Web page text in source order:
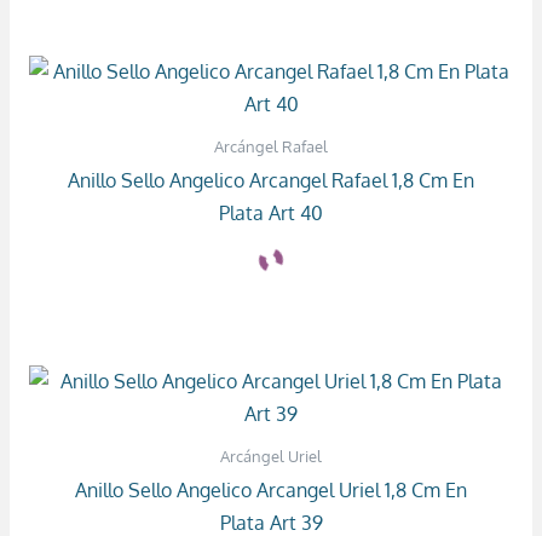
Arcángel Rafael
Anillo Sello Angelico Arcangel Rafael 1,8 Cm En
Plata Art 40
Arcángel Uriel
Anillo Sello Angelico Arcangel Uriel 1,8 Cm En
Plata Art 39